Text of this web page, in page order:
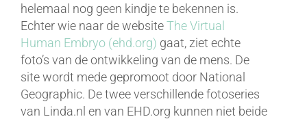
helemaal nog geen kindje te bekennen is.
Echter wie naar de websiteThe Virtual
Human Embryo (ehd.org) gaat, ziet echte
foto’s van de ontwikkeling van de mens. De
site wordt mede gepromoot door National
Geographic. De twee verschillende fotoseries
van Linda.nl en van EHD.org kunnen niet beide